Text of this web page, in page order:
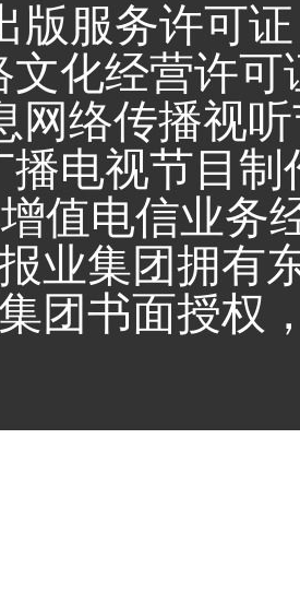
版服务许可
文化经营许可
网络传播视
播电视节目
增值电信业务
业集团拥有
团书面授权